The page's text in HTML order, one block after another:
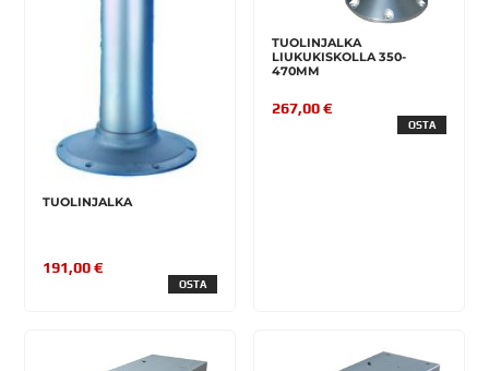
TUOLINJALKA
191,00 €
OSTA
TUOLINJALKA
LIUKUKISKOLLA 350-
470MM
267,00 €
OSTA